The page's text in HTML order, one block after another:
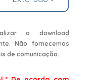
o download
Não fornecemos
de comunicação.